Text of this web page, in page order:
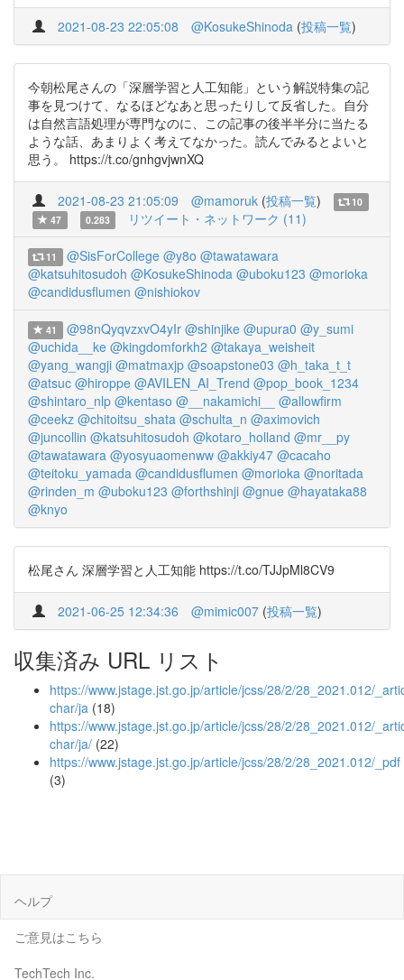
2021-08-23 22:05:08 @KosukeShinoda (投稿一覧)
今朝松尾さんの「深層学習と人工知能」という解説特集の記
事を見つけて、なるほどなあと思ったりして反省した。自分
は自然言語処理が専門なのに、この記事の後半半分に当たる
ような話、あまりよく考えてなかった。読んでみるとよいと
思う。 https://t.co/gnhgvjwnXQ
2021-08-23 21:05:09 @mamoruk (投稿一覧)
10
47
0.283 リツイート・ネットワーク (11)
11 @SisForCollege @y8o @tawatawara
@katsuhitosudoh @KosukeShinoda @uboku123 @morioka
@candidusflumen @nishiokov
41 @98nQyqvzxvO4yIr @shinjike @upura0 @y_sumi
@uchida__ke @kingdomforkh2 @takaya_weisheit
@yang_wangji @matmaxjp @soapstone03 @h_taka_t_t
@atsuc @hiroppe @AVILEN_AI_Trend @pop_book_1234
@shintaro_nlp @kentaso @__nakamichi__
@allowfirm
@ceekz @chitoitsu_shata @schulta_n @aximovich
@juncollin @katsuhitosudoh @kotaro_holland @mr__py
@tawatawara @yosyuaomenww @akkiy47 @cacaho
@teitoku_yamada @candidusflumen @morioka @noritada
@rinden_m @uboku123 @forthshinji @gnue @hayataka88
@knyo
松尾さん 深層学習と人工知能 https://t.co/TJJpMl8CV9
2021-06-25 12:34:36 @mimic007 (投稿一覧)
収集済み URL リスト
https://www.jstage.jst.go.jp/article/jcss/28/2/28_2021.012/
char/ja (18)
https://www.jstage.jst.go.jp/article/jcss/28/2/28_2021.012/
char/ja/ (22)
https://www.jstage.jst.go.jp/article/jcss/28/2/28_2021.012/_pdf
(3)
ヘルプ
ご意見はこちら
TechTech Inc.